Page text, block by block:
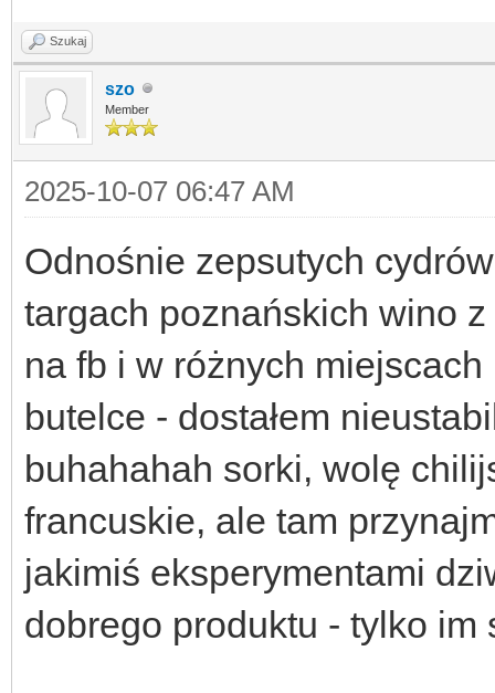
Szukaj
szo
Member
2025-10-07 06:47 AM
Odnośnie zepsutych
targach poznańskich wino
na fb i w różnych
butelce - dostałem
buhahahah sorki, wolę
francuskie, ale tam
jakimiś eksperymentami
dobrego produktu - tylko im